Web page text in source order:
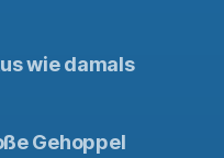
wie damals
Gehoppel